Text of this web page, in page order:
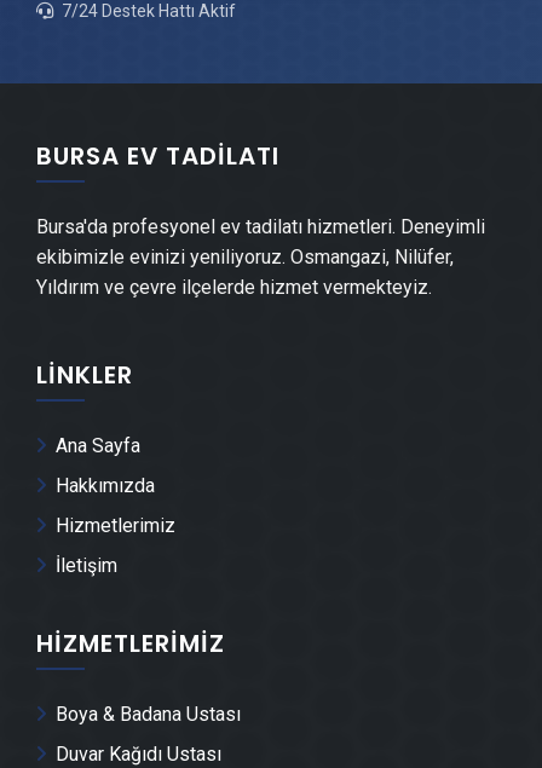
Kestel Alçıpan Ustası
Kestel Şap Ustası
Kestel Kepenk & Panjur Montajı
Kestel Dolap & Mobilya İmalatı
Kestel Dış Cephe Kaplama Ustası
7/24 Destek Hattı Aktif
BURSA EV TADILATI
Bursa'da profesyonel ev tadilatı hizmetleri. Deneyimli
ekibimizle evinizi yeniliyoruz. Osmangazi, Nilüfer,
Yıldırım ve çevre ilçelerde hizmet vermekteyiz.
LINKLER
Ana Sayfa
Hakkımızda
Hizmetlerimiz
İletişim
HIZMETLERIMIZ
Boya & Badana Ustası
Duvar Kağıdı Ustası